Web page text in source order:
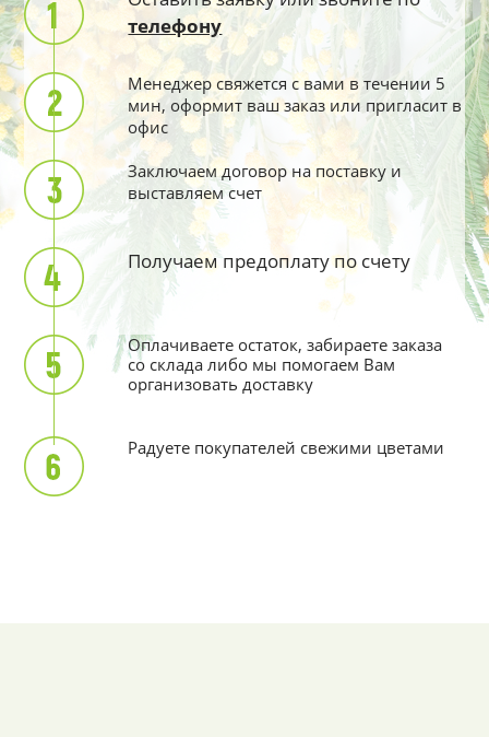
телефону
Менеджер свяжется с вами в течении 5
мин, оформит ваш заказ или пригласит в
офис
Заключаем договор на поставку и
выставляем счет
Получаем предоплату по счету
Оплачиваете остаток, забираете заказа
со склада либо мы помогаем Вам
организовать доставку
Радуете покупателей свежими цветами